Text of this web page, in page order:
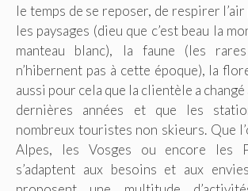
le temps de se reposer, de respirer l’air
les paysages (dieu que c’est beau la
manteau blanc), la faune (les
n’hibernent pas à cette époque), la
aussi pour cela que la clientèle a
dernières années et que les
nombreux touristes non skieurs. Que
Alpes, les Vosges ou encore les
s’adaptent aux besoins et aux